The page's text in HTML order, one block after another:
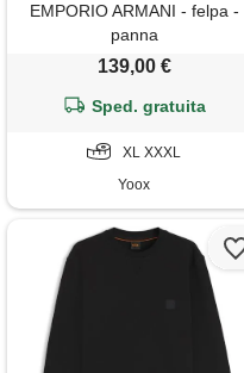
EMPORIO ARMANI - felpa -
panna
139,00 €
Sped. gratuita
XL XXXL
Yoox